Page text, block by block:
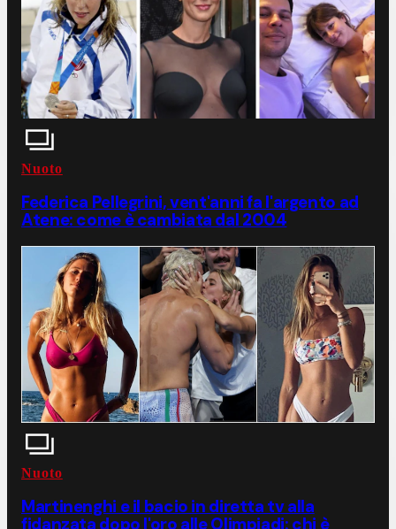
Nuoto
Federica Pellegrini, vent'anni fa l'argento ad
Atene: come è cambiata dal 2004
Nuoto
Martinenghi e il bacio in diretta tv alla
fidanzata dopo l'oro alle Olimpiadi: chi è